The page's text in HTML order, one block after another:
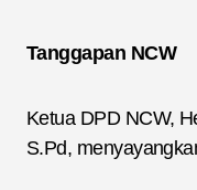
Tanggapan NCW
Ketua DPD NCW,
S.Pd,